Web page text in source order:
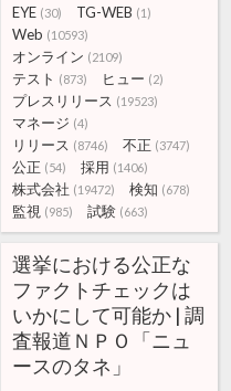
EYE (30) TG-WEB (1)
Web (10593)
オンライン (2109)
テスト (873) ヒュー (2)
プレスリリース (19523)
マネージ (4)
リリース (8746) 不正 (3747)
公正 (54) 採用 (1406)
株式会社 (19472) 検知 (678)
監視 (985) 試験 (663)
選挙における公正な
ファクトチェックは
いかにして可能か | 調
査報道ＮＰＯ「ニュ
ースのタネ」